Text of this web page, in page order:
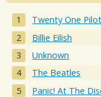
Twenty One
Billie Eilish
Unknown
The Beatles
Panic! At The